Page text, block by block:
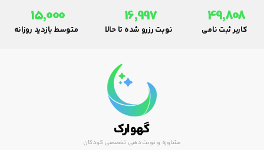
49,808
کاربر ثبت نامی
16,997
نوبت رزرو شده تا حالا
15,000
متوسط بازدید روزانه
گهوارک
مشاوره و نوبت دهی تخصصی کودکان